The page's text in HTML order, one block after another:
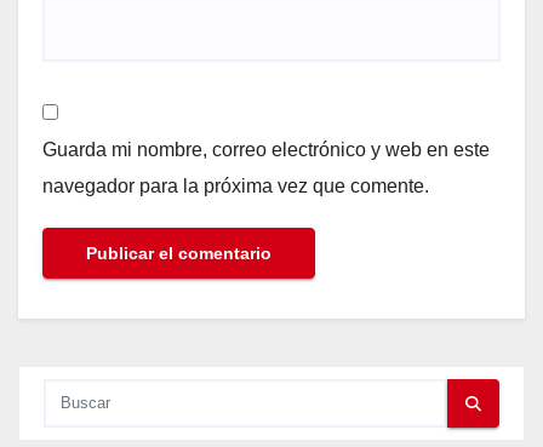
Guarda mi nombre, correo electrónico y web en este
navegador para la próxima vez que comente.